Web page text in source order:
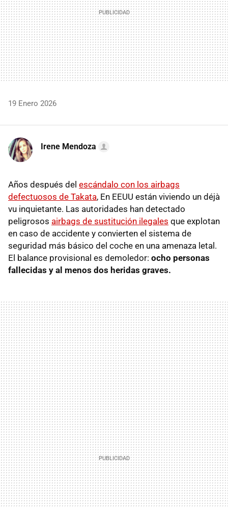
19 Enero 2026
Irene Mendoza
Años después del escándalo con los airbags
defectuosos de Takata, En EEUU están viviendo un déjà
vu inquietante. Las autoridades han detectado
peligrosos airbags de sustitución ilegales que explotan
en caso de accidente y convierten el sistema de
seguridad más básico del coche en una amenaza letal.
El balance provisional es demoledor: ocho personas
fallecidas y al menos dos heridas graves.